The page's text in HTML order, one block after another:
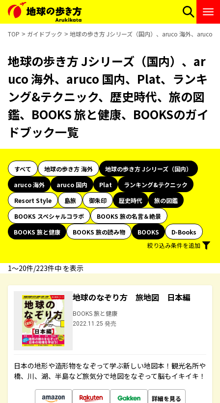
TOP ガイドブック 地球の歩き方 Jシリーズ（国内）、aruco 海外、aruco
地球の歩き方 Jシリーズ（国内）、ar
uco 海外、aruco 国内、Plat、ランキ
ング&テクニック、歴史時代、旅の図
鑑、BOOKS 旅と健康、BOOKSのガイ
ドブック一覧
すべて 地球の歩き方 海外
地球の歩き方 Jシリーズ（国内）
aruco 海外
aruco 国内 Plat
ランキング&テクニック
Resort Style
島旅 御朱印 歴史時代
旅の図鑑
BOOKS スペシャルコラボ
BOOKS 旅の名言＆絶景
BOOKS 旅と健康
BOOKS 旅の読み物 BOOKS
D-Books
絞り込み条件を追加
1〜20件/223件中 を表示
地球のなぞり方 旅地図 日本編
BOOKS 旅と健康
2022.11.25 発売
日本の地形や造形物をなぞって学ぶ新しい地図本！観光名所や
橋、川、湖、半島など旅気分で地図をなぞって脳もイキイキ！
詳細を見る